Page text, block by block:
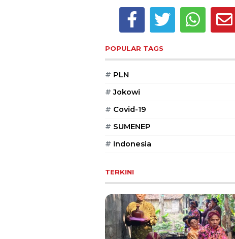
POPULAR TAGS
# PLN
# Jokowi
# Covid-19
# SUMENEP
# Indonesia
TERKINI